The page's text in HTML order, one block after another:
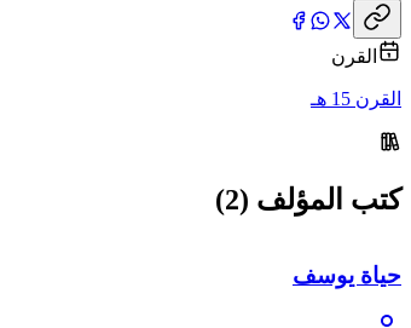
القرن
القرن 15 هـ
كتب المؤلف (2)
حياة يوسف